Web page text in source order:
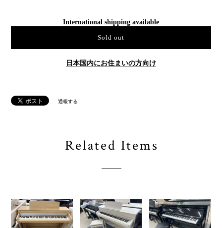
International shipping available
Sold out
日本国内にお住まいの方向け
通報する
Related Items